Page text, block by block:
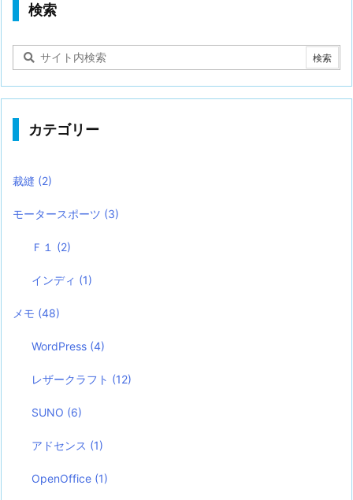
検索
カテゴリー
裁縫 (2)
モータースポーツ (3)
Ｆ１ (2)
インディ (1)
メモ (48)
WordPress (4)
レザークラフト (12)
SUNO (6)
アドセンス (1)
OpenOffice (1)